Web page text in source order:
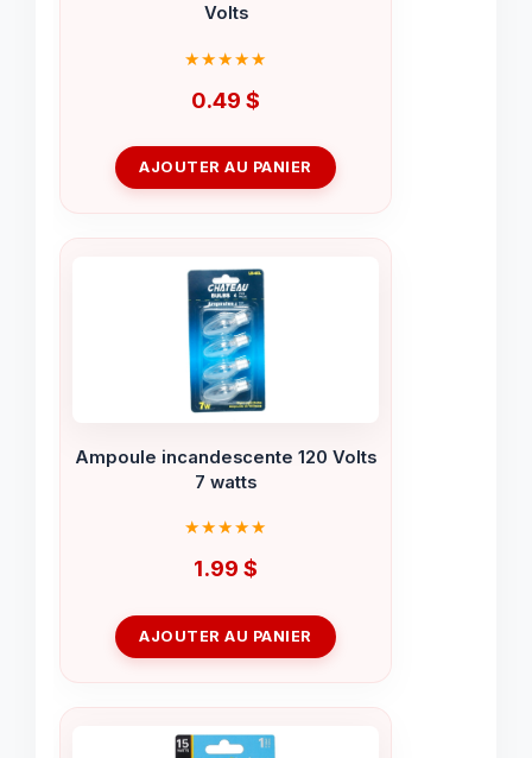
Volts
0.49 $
AJOUTER AU PANIER
Ampoule incandescente 120 Volts
7 watts
1.99 $
AJOUTER AU PANIER